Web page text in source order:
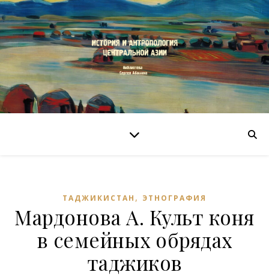
ТАДЖИКИСТАН , ЭТНОГРАФИЯ
Мардонова А. Культ коня
в семейных обрядах
таджиков